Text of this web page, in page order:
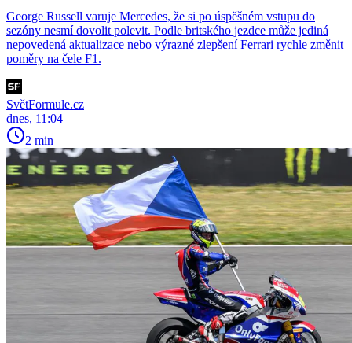
George Russell varuje Mercedes, že si po úspěšném vstupu do
sezóny nesmí dovolit polevit. Podle britského jezdce může jediná
nepovedená aktualizace nebo výrazné zlepšení Ferrari rychle změnit
poměry na čele F1.
SvětFormule.cz
dnes, 11:04
2 min